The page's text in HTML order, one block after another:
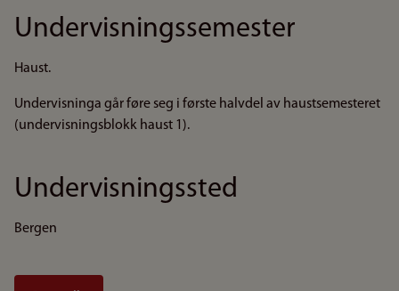
Undervisningssemester
Haust.
Undervisninga går føre seg i første halvdel av haustsemesteret
(undervisningsblokk haust 1).
Undervisningssted
Bergen